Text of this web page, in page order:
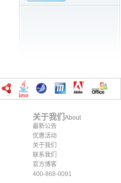
关于我们 About
最新公告
优惠活动
关于我们
联系我们
官方博客
400-868-0091